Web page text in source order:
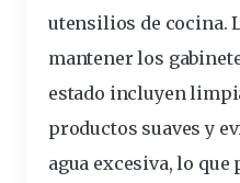
utensilios de cocina.
mantener los
estado incluyen
productos suaves y
agua excesiva, lo que